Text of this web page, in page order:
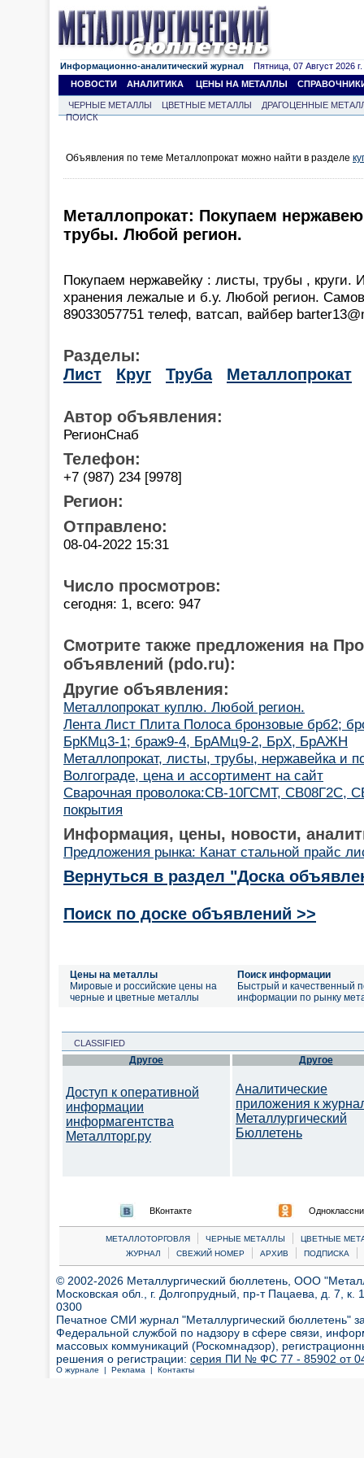
Информационно-аналитический журнал Пятница, 07 Август 2026 г.
НОВОСТИ
АНАЛИТИКА ЦЕНЫ НА МЕТАЛЛЫ
ЧЕРНЫЕ МЕТАЛЛЫ ЦВЕТНЫЕ МЕТАЛЛЫ
ДРАГОЦЕННЫЕ
ПОИСК
Объявления по теме Металлопрокат можно найти в разделе
Металлопрокат: Покупаем
трубы. Любой регион.
Покупаем нержавейку : листы, трубы , круги.
хранения лежалые и б.у. Любой регион.
89033057751 телеф, ватсап, вайбер
Разделы:
Лист
Круг Труба Металлопрокат
Автор объявления:
РегионСнаб
Телефон:
+7 (987) 234 [9978]
Регион:
Отправлено:
08-04-2022 15:31
Число просмотров:
сегодня: 1, всего: 947
Смотрите также предложения на
объявлений (pdo.ru):
Другие объявления:
Металлопрокат куплю. Любой регион.
Лента Лист Плита Полоса бронзовые брб2;
БрКМц3-1; браж9-4, БрАМц9-2, БрХ, БрАЖН
Металлопрокат, листы, трубы, нержавейка и
Волгограде, цена и ассортимент на сайт
Cварочная проволока:СВ-10ГСМТ, СВ08Г2С,
покрытия
Информация, цены, новости,
Предложения рынка: Канат стальной прайс
Вернуться в раздел "Доска
Поиск по доске объявлений >>
Цены на металлы
Мировые и российские цены на
черные и цветные металлы
Поиск информации
Быстрый и качественный
информации по рынку
CLASSIFIED
Другое
Доступ к оперативной
информации
информагентства
Металлторг.ру
Другое
Аналитические
приложения к
Металлургический
Бюллетень
ВКонтакте
МЕТАЛЛОТОРГОВЛЯ | ЧЕРНЫЕ МЕТАЛЛЫ |
ЦВЕТНЫЕ
ЖУРНАЛ
| СВЕЖИЙ НОМЕР | АРХИВ | ПОДПИСКА |
© 2002-2026 Металлургический бюллетень, ООО
Московская обл., г. Долгопрудный, пр-т Пацаева, д. 7,
0300
Печатное СМИ журнал "Металлургический бюллетень"
Федеральной службой по надзору в сфере связи,
массовых коммуникаций (Роскомнадзор),
решения о регистрации: серия ПИ № ФС 77 - 85902 от 04
О журнале | Реклама | Контакты